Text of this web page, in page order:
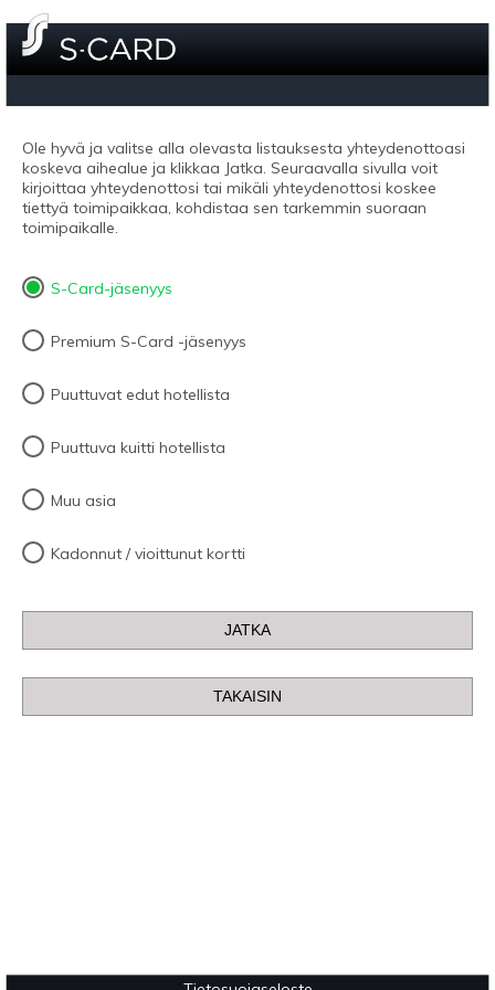
Ole hyvä ja valitse alla olevasta listauksesta yhteydenottoasi
koskeva aihealue ja klikkaa Jatka. Seuraavalla sivulla voit
kirjoittaa yhteydenottosi tai mikäli yhteydenottosi koskee
tiettyä toimipaikkaa, kohdistaa sen tarkemmin suoraan
toimipaikalle.
S-Card-jäsenyys
Premium S-Card -jäsenyys
Puuttuvat edut hotellista
Puuttuva kuitti hotellista
Muu asia
Kadonnut / vioittunut kortti